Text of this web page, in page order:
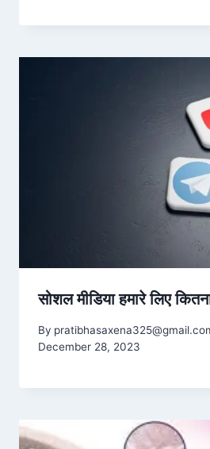
सोशल मीडिया हमारे लिए
By
December 28, 2023